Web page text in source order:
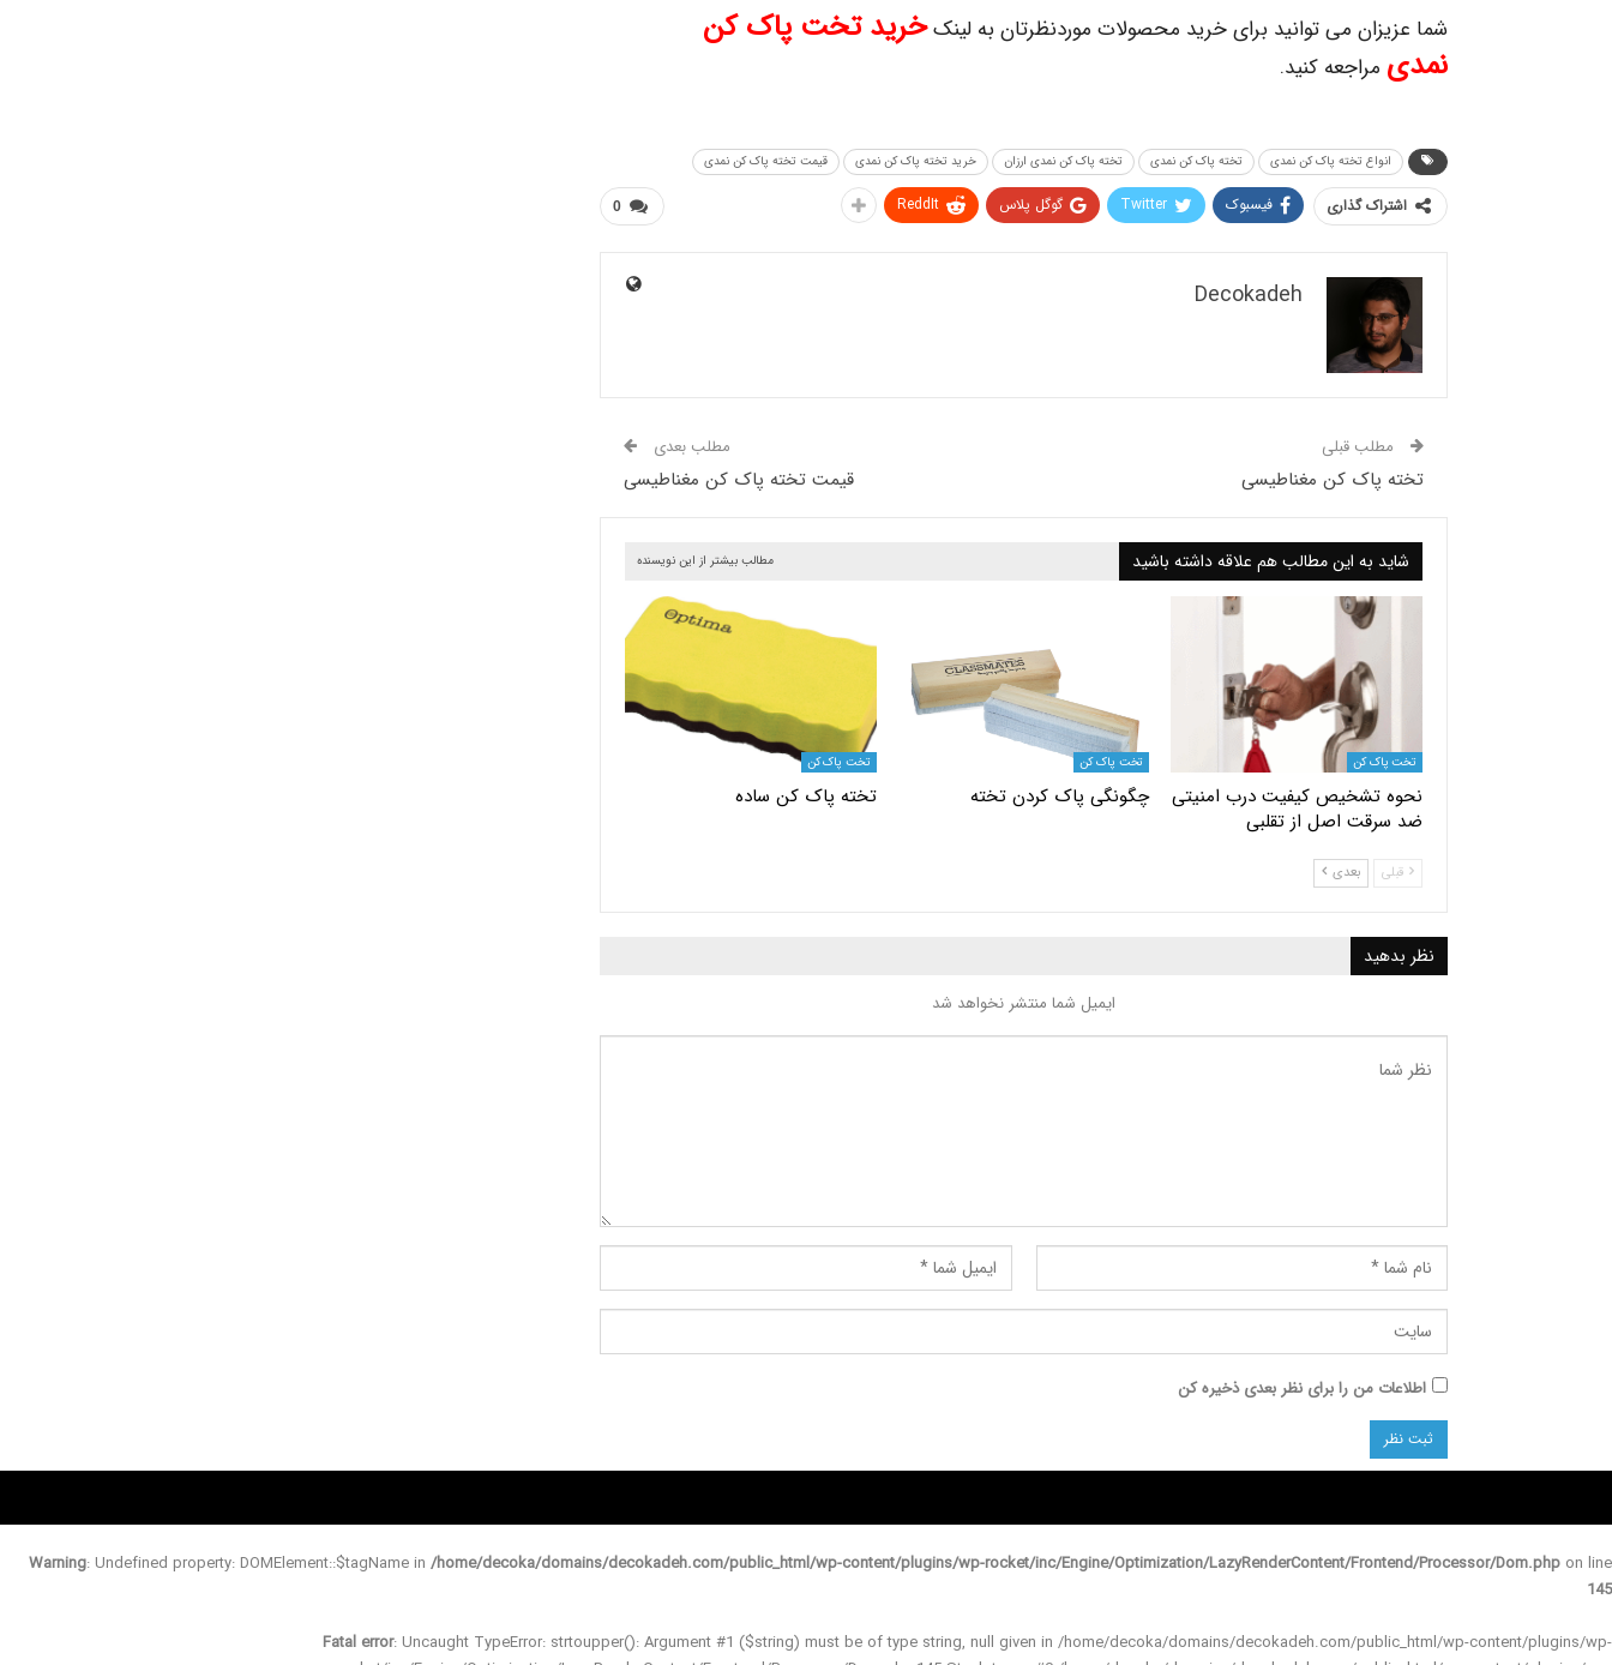
شما عزیزان می توانید برای خرید محصولات موردنظرتان به لینکخرید تخت پاک کن
نمدی مراجعه کنید.
انواع تخته پاک کن نمدی تخته پاک کن نمدی تخته پاک کن نمدی ارزان خرید تخته پاک کن نمدی قیمت تخته پاک کن نمدی
0 اشتراک گذاری فیسبوک Twitter گوگل پلاس ReddIt
Decokadeh
مطلب قبلی
تخته پاک کن مغناطیسی
مطلب بعدی
قیمت تخته پاک کن مغناطیسی
شاید به این مطالب هم علاقه داشته باشید مطالب بیشتر از این نویسنده
تخت پاک کن
نحوه تشخیص کیفیت درب امنیتی
ضد سرقت اصل از تقلبی
تخت پاک کن
چگونگی پاک کردن تخته
تخت پاک کن
تخته پاک کن ساده
قبلی بعدی
نظر بدهید
ایمیل شما منتشر نخواهد شد
اطلاعات من را برای نظر بعدی ذخیره کن
Warning: Undefined property: DOMElement::$tagName in /home/decoka/domains/decokadeh.com/public_html/wp-content/plugins/wp-rocket/inc/Engine/Optimization/LazyRenderContent/Frontend/Processor/Dom.php on line
145
Fatal error: Uncaught TypeError: strtoupper(): Argument #1 ($string) must be of type string, null given in /home/decoka/domains/decokadeh.com/public_html/wp-content/plugins/wp-